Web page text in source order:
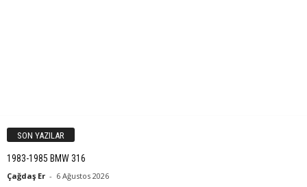
SON YAZILAR
1983-1985 BMW 316
Çağdaş Er - 6 Ağustos 2026